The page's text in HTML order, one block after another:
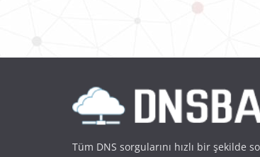
Tüm DNS sorgularını hızlı bir şekilde